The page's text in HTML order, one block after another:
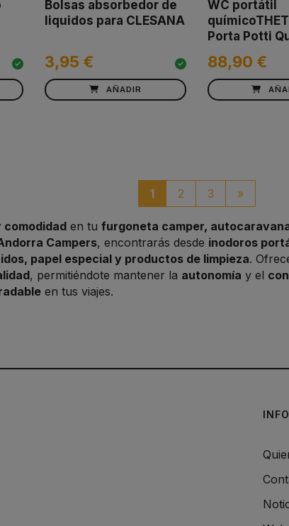
Bolsas absorbedor de
liquidos para CLESANA
3,95 €
AÑADIR
WC portátil
Porta Potti
88,90 €
1 2 3 »
comodidad en tu furgoneta camper,
Campers, encontrarás desde inodoros
papel especial y productos de limpieza.
, permitiéndote mantener la autonomía y el
en tus viajes.